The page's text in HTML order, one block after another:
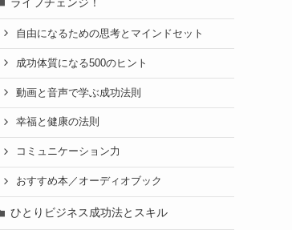
自由になるための思考とマインドセット
成功体質になる500のヒント
動画と音声で学ぶ成功法則
幸福と健康の法則
コミュニケーション力
おすすめ本／オーディオブック
ひとりビジネス成功法とスキル